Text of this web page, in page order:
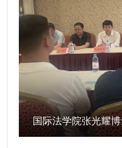
处、国际交流与合作
院、经济法学院（知
院）、国家安全学院
安全法学院）、外国
检察司法研究中心、
非洲研究院、北大法
共计140余人参加会议
地，将以此次签约为
的司法实践沃土，紧
求，优势互补，深度
在创新培养模式、强
究、拓展国际合作五
人才培养、科学研究
台，为国家高水平开
丰富的文化资源、鲜
心、鼓足干劲、激发
发展和国家重大战略
不断谱写文化强省建
库建设作出了相关规
如何贯彻《条例》，
学社会科学研究中心